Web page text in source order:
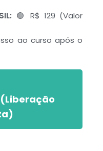
🟢 R$ 129 (Valor
ao curso após o
(Liberação